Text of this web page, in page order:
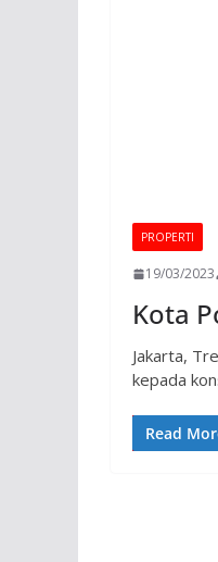
PROPERTI
19/03/2023
Kota
Jakarta,
kepada
Read